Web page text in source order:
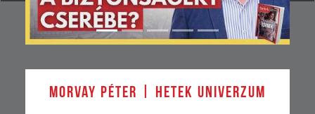
Morvay Péter | Hetek Univerzum